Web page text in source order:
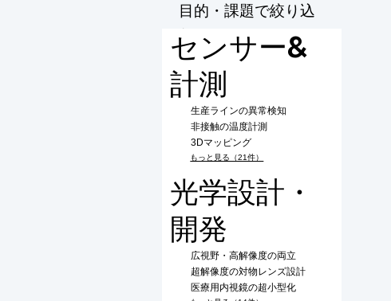
目的・課題で絞り込
む
センサー&
計測
生産ラインの異常検知
非接触の温度計測
3Dマッピング
もっと見る（21件）
光学設計・
開発
広視野・高解像度の両立
超解像度の対物レンズ設計
医療用内視鏡の超小型化